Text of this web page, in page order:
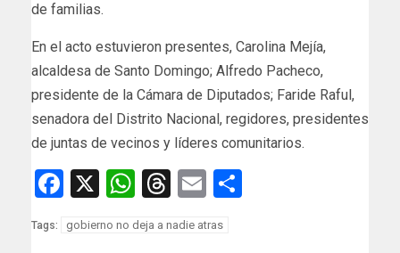
de familias.
En el acto estuvieron presentes, Carolina Mejía,
alcaldesa de Santo Domingo; Alfredo Pacheco,
presidente de la Cámara de Diputados; Faride Raful,
senadora del Distrito Nacional, regidores, presidentes
de juntas de vecinos y líderes comunitarios.
Facebook
X WhatsApp
Threads
Email
Tags: gobierno no deja a nadie atras